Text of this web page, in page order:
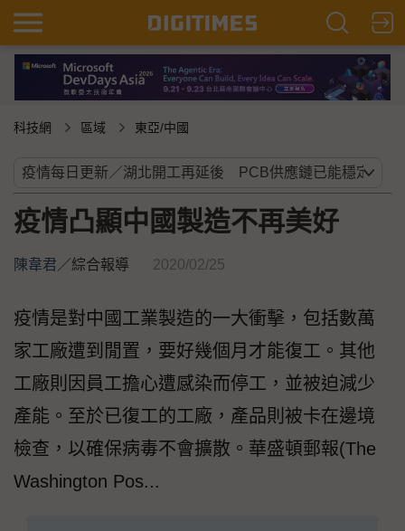
科技網 區域 東亞/中國
疫情凸顯中國製造不再美好
陳韋君／綜合報導 2020/02/25
疫情是對中國工業製造的一大衝擊，包括數萬
家工廠遭到閒置，要好幾個月才能復工。其他
工廠則因員工擔心遭感染而停工，並被迫減少
產能。至於已復工的工廠，產品則被卡在邊境
檢查，以確保病毒不會擴散。華盛頓郵報(The
Washington Pos...